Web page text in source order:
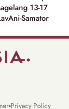
13-17
Samator
Privacy Policy